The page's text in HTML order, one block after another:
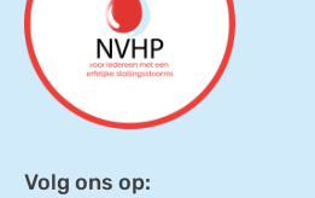
Volg ons op: